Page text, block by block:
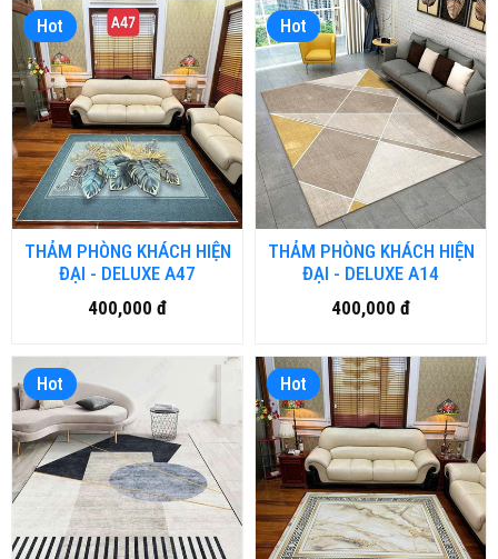
Hot
THẢM PHÒNG KHÁCH HIỆN
ĐẠI - DELUXE A47
400,000 đ
Hot
THẢM PHÒNG KHÁCH HIỆN
ĐẠI - DELUXE A14
400,000 đ
Hot Hot